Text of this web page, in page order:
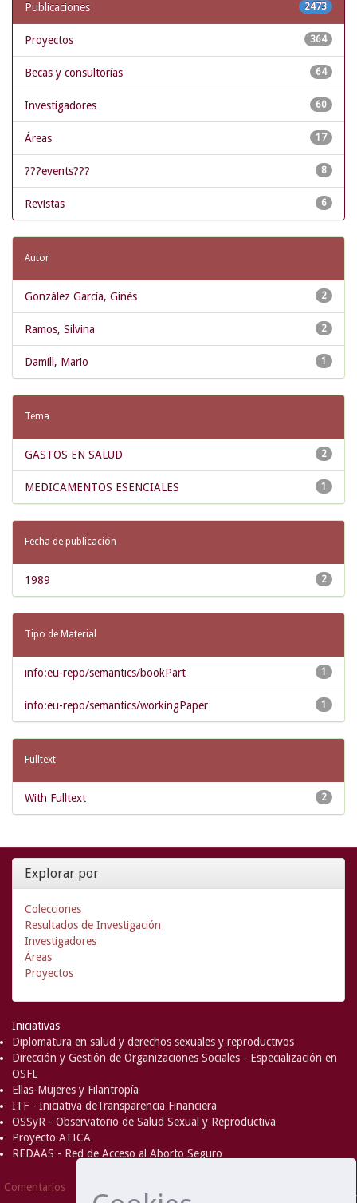
2473
Publicaciones
364
Proyectos
64
Becas y consultorías
60
Investigadores
17
Áreas
8
???events???
6
Revistas
Autor
2
González García, Ginés
2
Ramos, Silvina
1
Damill, Mario
Tema
2
GASTOS EN SALUD
1
MEDICAMENTOS ESENCIALES
Fecha de publicación
2
1989
Tipo de Material
1
info:eu-repo/semantics/bookPart
1
info:eu-repo/semantics/workingPaper
Fulltext
2
With Fulltext
Explorar por
Colecciones
Resultados de Investigación
Investigadores
Áreas
Proyectos
Iniciativas
Diplomatura en salud y derechos sexuales y reproductivos
Dirección y Gestión de Organizaciones Sociales - Especialización en
OSFL
Ellas-Mujeres y Filantropía
ITF - Iniciativa deTransparencia Financiera
OSSyR - Observatorio de Salud Sexual y Reproductiva
Proyecto ATICA
REDAAS - Red de Acceso al Aborto Seguro
Comentarios
2008 MITandHewlett-Packard - Extensión mantenida y